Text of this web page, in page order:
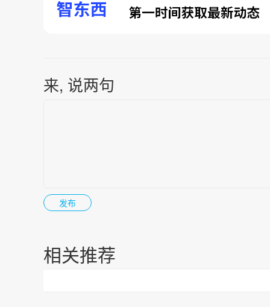
来, 说两句
相关推荐